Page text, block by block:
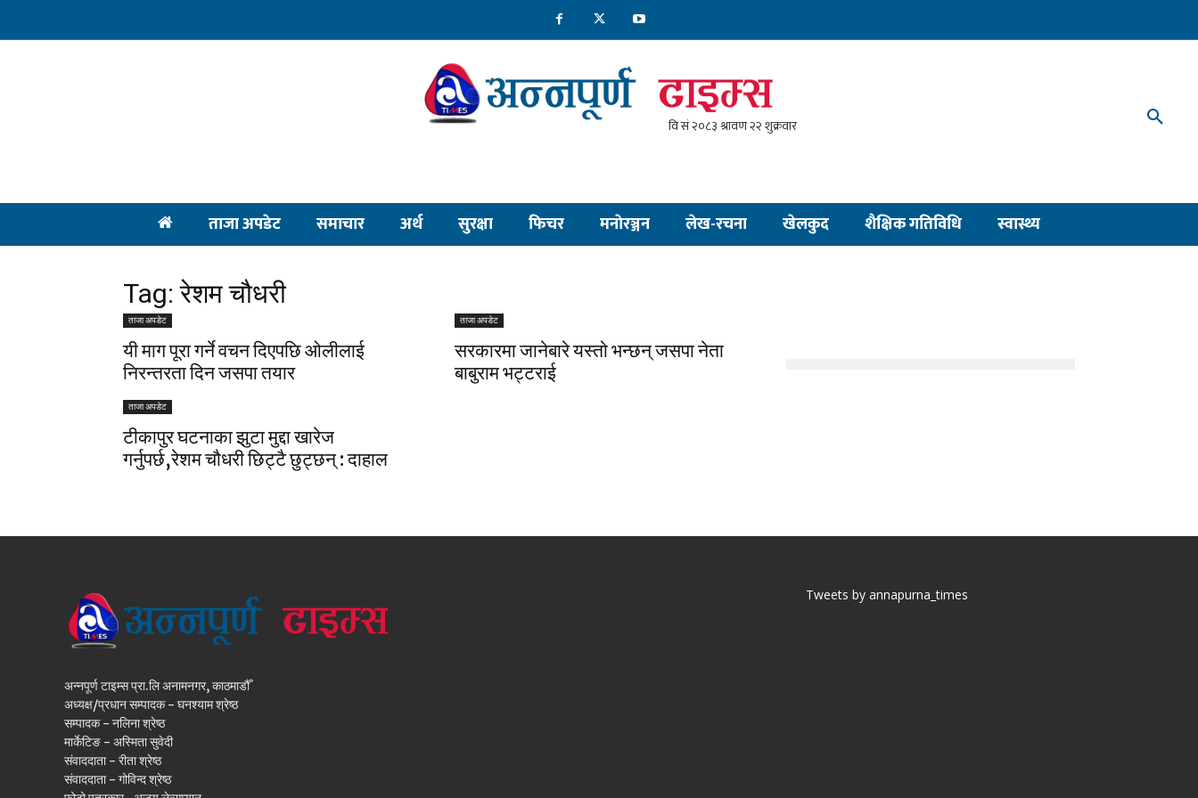
ताजा अपडेट समाचार अर्थ सुरक्षा फिचर मनाेरञ्जन लेख-रचना खेलकुद शैक्षिक गतिविधि स्वास्थ्य
Tag: रेशम चौधरी
ताजा अपडेट
यी माग पूरा गर्ने वचन दिएपछि ओलीलाई
निरन्तरता दिन जसपा तयार
ताजा अपडेट
सरकारमा जानेबारे यस्तो भन्छन् जसपा नेता
बाबुराम भट्टराई
ताजा अपडेट
टीकापुर घटनाका झुटा मुद्दा खारेज
गर्नुपर्छ,रेशम चौधरी छिट्टै छुट्छन् : दाहाल
अन्नपूर्ण टाइम्स प्रा.लि अनामनगर, काठमाडौँ
अध्यक्ष/प्रधान सम्पादक - घनश्याम श्रेष्ठ
सम्पादक - नलिना श्रेष्ठ
मार्केटिङ - अस्मिता सुवेदी
संवाददाता - रीता श्रेष्ठ
संवाददाता - गोविन्द श्रेष्ठ
Tweets by annapurna_times